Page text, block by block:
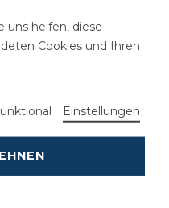
uns helfen, diese
Cookies und Ihren
Einstellungen